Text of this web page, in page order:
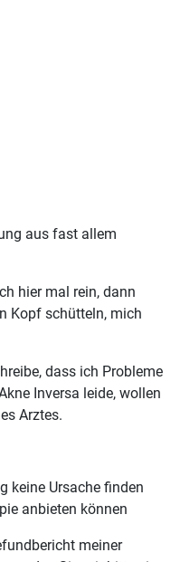
aus fast allem
hier mal rein, dann
Kopf schütteln, mich
dass ich Probleme
Inversa leide, wollen
Arztes.
keine Ursache finden
anbieten können
meiner